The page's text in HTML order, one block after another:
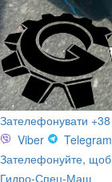
Зателефонувати
Viber
Telegram
Зателефонуйте,
Гидро-Спец-Маш